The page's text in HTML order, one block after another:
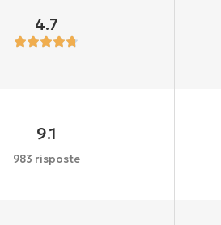
4.7
9.1
983 risposte